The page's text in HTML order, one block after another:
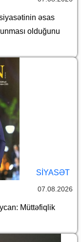
əsas
olduğunu
SİYASƏT
07.08.2026
Müttəfiqlik